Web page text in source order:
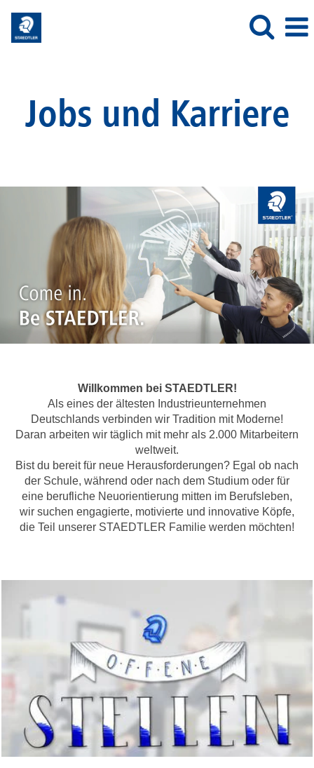
Jobs und Karriere
Willkommen bei STAEDTLER!
Als eines der ältesten Industrieunternehmen
Deutschlands verbinden wir Tradition mit Moderne!
Daran arbeiten wir täglich mit mehr als 2.000 Mitarbeitern
weltweit.
Bist du bereit für neue Herausforderungen? Egal ob nach
der Schule, während oder nach dem Studium oder für
eine berufliche Neuorientierung mitten im Berufsleben,
wir suchen engagierte, motivierte und innovative Köpfe,
die Teil unserer STAEDTLER Familie werden möchten!